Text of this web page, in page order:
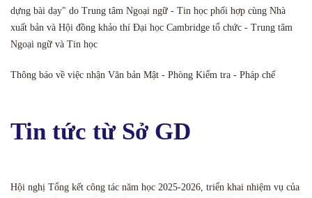
dựng bài dạy" do Trung tâm Ngoại ngữ - Tin học phối hợp cùng Nhà
xuất bản và Hội đồng khảo thí Đại học Cambridge tổ chức - Trung tâm
Ngoại ngữ và Tin học
Thông báo về việc nhận Văn bản Mật - Phòng Kiểm tra - Pháp chế
Tin tức từ Sở GD
Hội nghị Tổng kết công tác năm học 2025-2026, triển khai nhiệm vụ của